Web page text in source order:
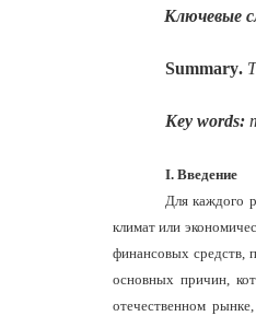
Ключевые
Summary.
Key words:
І. Введение
Для каждого
климат или
финансовых средств,
основных причин,
отечественном